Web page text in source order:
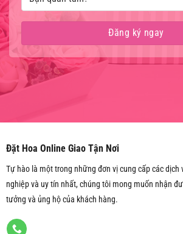
Đặt Hoa Online Giao Tận Nơi
Tự hào là một trong những đơn vị cung cấp các dịch
nghiệp và uy tín nhất, chúng tôi mong muốn nhận
tưởng và ủng hộ của khách hàng.